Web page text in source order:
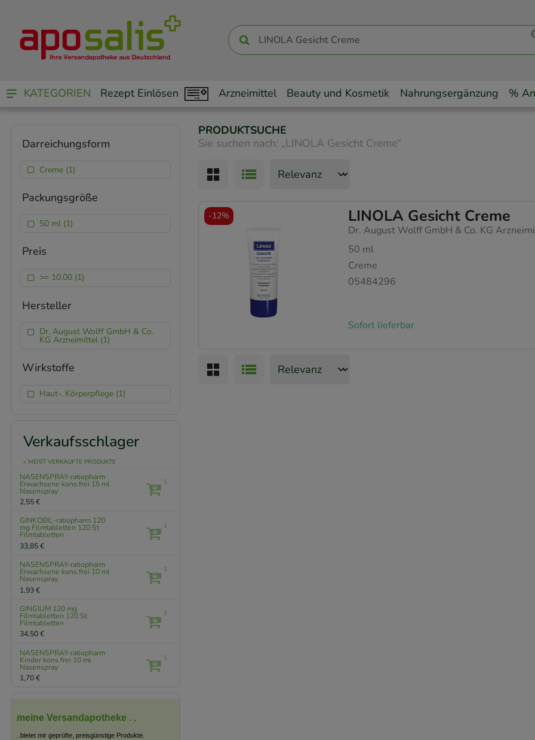
KATEGORIEN Rezept Einlösen Arzneimittel Beauty und Kosmetik Nahrungsergänzung %
PRODUKTSUCHE
Sie suchen nach: „LINOLA Gesicht Creme“
LINOLA Gesicht Creme
Dr. August Wolff GmbH & Co. KG
50 ml
Creme
05484296
Sofort lieferbar
-12%
Darreichungsform
Creme (1)
Packungsgröße
50 ml (1)
Preis
>= 10.00 (1)
Hersteller
Dr. August Wolff GmbH & Co.
KG Arzneimittel (1)
Wirkstoffe
Haut-, Körperpflege (1)
Verkaufsschlager
» MEIST VERKAUFTE PRODUKTE
NASENSPRAY-ratiopharm
Erwachsene kons.frei 15 ml
Nasenspray
2,55 €
1
GINKOBIL-ratiopharm 120
mg Filmtabletten 120 St
Filmtabletten
33,85 €
1
NASENSPRAY-ratiopharm
Erwachsene kons.frei 10 ml
Nasenspray
1,93 €
1
GINGIUM 120 mg
Filmtabletten 120 St
Filmtabletten
34,50 €
1
NASENSPRAY-ratiopharm
Kinder kons.frei 10 ml
Nasenspray
1,70 €
1
meine Versandapotheke . .
..bietet mir geprüfte, preisgünstige Produkte.